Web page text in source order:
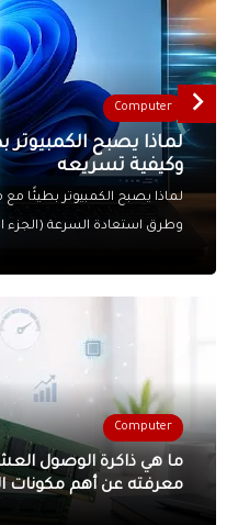
Computer
فحص بطارية
لمعرفة كفاءتها
بطارية اللابتوب من أكثر
مرور الوقت. ومع الاستخدام
Computer
معرفته عن أهم مكونات